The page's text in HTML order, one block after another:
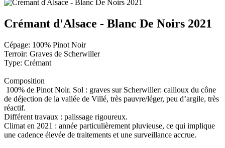
Crémant d'Alsace - Blanc De Noirs 2021
Cépage: 100% Pinot Noir
Terroir: Graves de Scherwiller
Type: Crémant
Composition
100% de Pinot Noir. Sol : graves sur Scherwiller: cailloux du cône
de déjection de la vallée de Villé, très pauvre/léger, peu d’argile, très
réactif.
Différent travaux : palissage rigoureux.
Climat en 2021 : année particulièrement pluvieuse, ce qui implique
une cadence élevée de traitements et une surveillance accrue.